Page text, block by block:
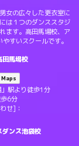
女の広々した更衣室に
は１つのダンススタジ
ます。高田馬場校、ア
すいスクールです。
馬場校
駅より徒歩1分
6分
せ]：
ンス池袋校